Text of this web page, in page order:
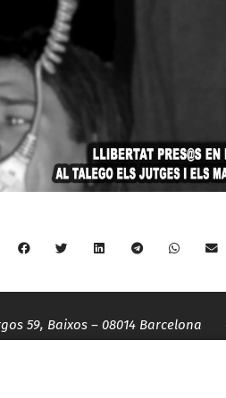
59, Baixos – 08014 Barcelona